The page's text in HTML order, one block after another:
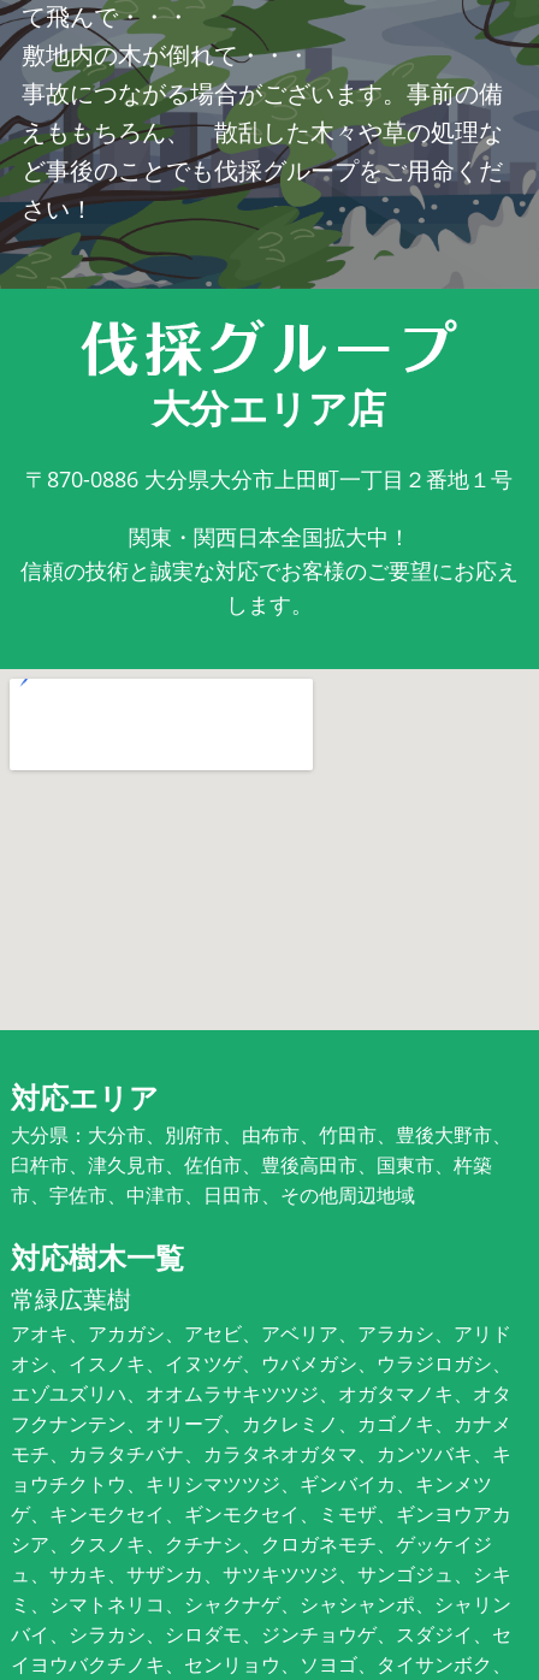
て飛んで・・・
敷地内の木が倒れて・・・
事故につながる場合がございます。事前の備
えももちろん、 散乱した木々や草の処理な
ど事後のことでも伐採グループをご用命くだ
さい！
大分エリア店
〒870-0886 大分県大分市上田町一丁目２番地１号
関東・関西日本全国拡大中！
信頼の技術と誠実な対応でお客様のご要望にお応え
します。
対応エリア
大分県：大分市、別府市、由布市、竹田市、豊後大野市、
臼杵市、津久見市、佐伯市、豊後高田市、国東市、杵築
市、宇佐市、中津市、日田市、その他周辺地域
対応樹木一覧
常緑広葉樹
アオキ、アカガシ、アセビ、アベリア、アラカシ、アリド
オシ、イスノキ、イヌツゲ、ウバメガシ、ウラジロガシ、
エゾユズリハ、オオムラサキツツジ、オガタマノキ、オタ
フクナンテン、オリーブ、カクレミノ、カゴノキ、カナメ
モチ、カラタチバナ、カラタネオガタマ、カンツバキ、キ
ョウチクトウ、キリシマツツジ、ギンバイカ、キンメツ
ゲ、キンモクセイ、ギンモクセイ、ミモザ、ギンヨウアカ
シア、クスノキ、クチナシ、クロガネモチ、ゲッケイジ
ュ、サカキ、サザンカ、サツキツツジ、サンゴジュ、シキ
ミ、シマトネリコ、シャクナゲ、シャシャンポ、シャリン
バイ、シラカシ、シロダモ、ジンチョウゲ、スダジイ、セ
イヨウバクチノキ、センリョウ、ソヨゴ、タイサンボク、